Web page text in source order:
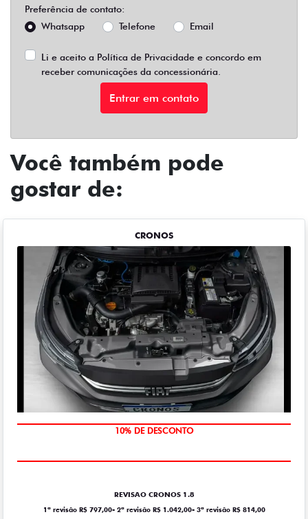
Preferência de contato:
Whatsapp
Telefone Email
Li e aceito a Política de Privacidade e concordo em
receber comunicações da concessionária.
Entrar em contato
Você também pode
gostar de:
CRONOS
MÃO DE OBRA
REVISAO CRONOS 1.8
1ª revisão R$ 797,00- 2ª revisão R$ 1.042,00- 3ª revisão R$ 814,00